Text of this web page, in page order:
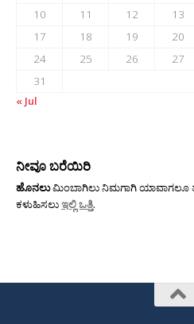
10
11 12 13
17
18 19 20
24
25 26 27
31
« Jul
ನೀವೂ ಬರೆಯಿರಿ
ಹೊನಲುಮಿಂಬಾಗಿಲು ನಿಮಗಾಗಿ ಯಾವಾಗಲೂ
ಕಳುಹಿಸಲುಇಲ್ಲಿ ಒತ್ತಿ.